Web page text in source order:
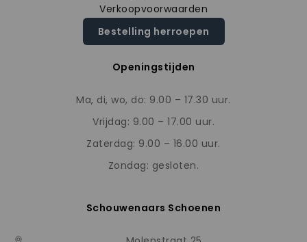
Verkoopvoorwaarden
Bestelling herroepen
Openingstijden
Ma, di, wo, do: 9.00 – 17.30 uur.
Vrijdag: 9.00 – 17.00 uur.
Zaterdag: 9.00 – 16.00 uur.
Zondag: gesloten.
Schouwenaars Schoenen